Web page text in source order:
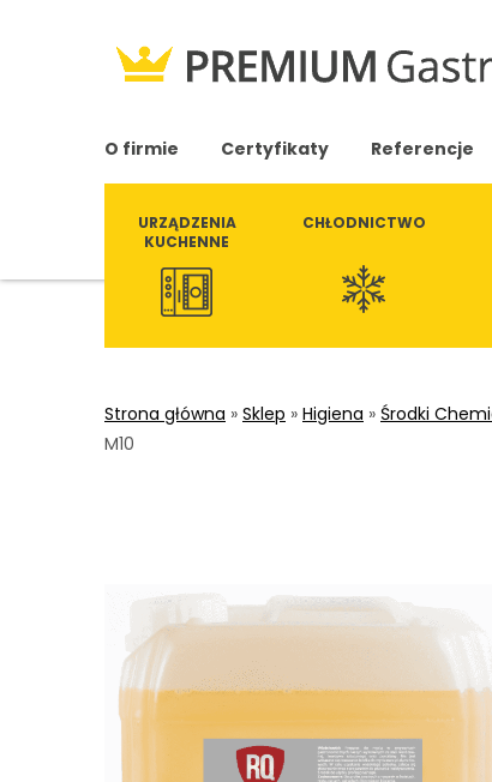
O firmie Certyfikaty Referencje
URZĄDZENIA
KUCHENNE
CHŁODNICTWO
Strona główna » Sklep » Higiena » Środki
M10